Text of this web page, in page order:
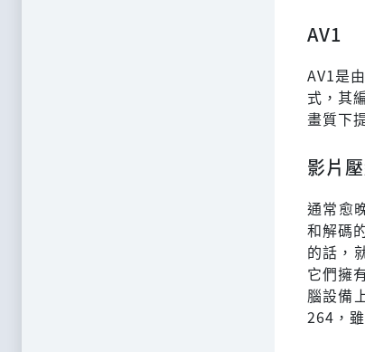
AV1
AV1是
式，其
畫質下
影片
通常愈
和解碼
的話，
它們擁
腦設備
264，